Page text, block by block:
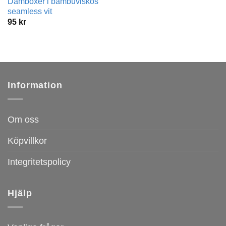
seamless vit
95 kr
Information
Om oss
Köpvillkor
Integritetspolicy
Hjälp